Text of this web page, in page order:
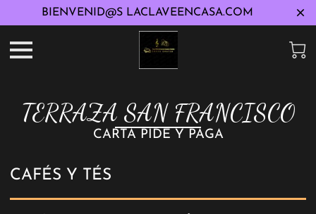
BIENVENID@S LACLAVEENCASA.COM
TERRAZA SAN FRANCISCO
CARTA PIDE Y PAGA
CAFÉS Y TÉS